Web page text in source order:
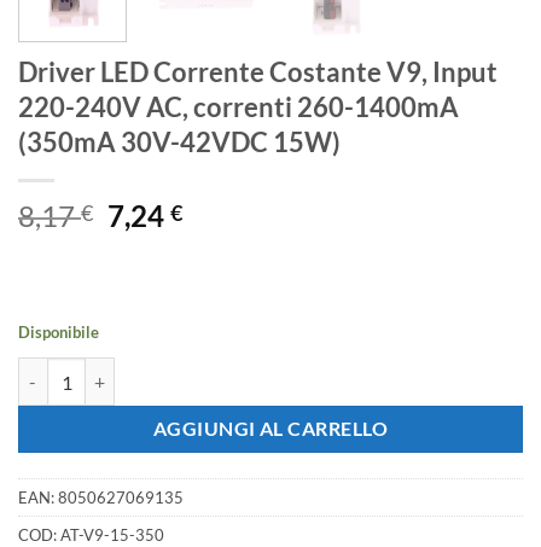
Driver LED Corrente Costante V9, Input
220-240V AC, correnti 260-1400mA
(350mA 30V-42VDC 15W)
8,17€ Il
prezzo
7,24€Il
Disponibile
AGGIUNGI AL CARRELLO
EAN:8050627069135
COD:AT-V9-15-350